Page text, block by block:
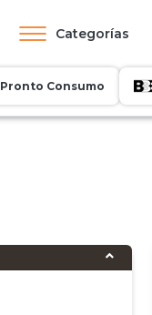
Categorías
Pronto Consumo